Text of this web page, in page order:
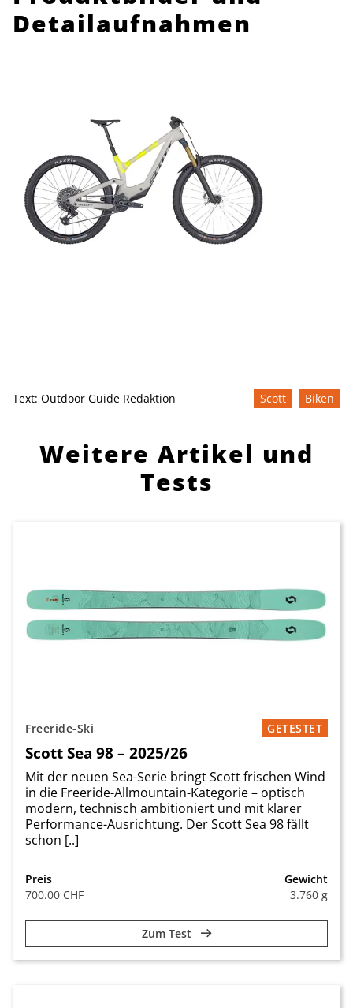
Detailaufnahmen
Text: Outdoor Guide Redaktion Scott Biken
Weitere Artikel und
Tests
Freeride-Ski GETESTET
Scott Sea 98 – 2025/26
Mit der neuen Sea-Serie bringt Scott frischen Wind
in die Freeride-Allmountain-Kategorie – optisch
modern, technisch ambitioniert und mit klarer
Performance-Ausrichtung. Der Scott Sea 98 fällt
schon [..]
Preis
700.00 CHF
Gewicht
3.760 g
Zum Test